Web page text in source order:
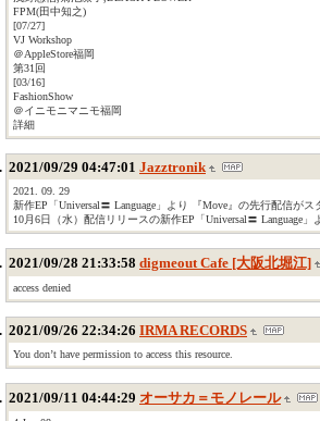
FPM(田中知之)
[07/27]
VJ Workshop
＠AppleStore福岡
第31回
[03/16]
FashionShow
＠イニモニマニモ福岡
詳細
2021/09/29 04:47:01 Jazztronik
2021. 09. 29
新作EP「Universal〓 Language」より 『Move』の先行配信がス
10月6日（水）配信リリースの新作EP「Universal〓 Language
2021/09/28 21:33:58 digmeout Cafe [大阪北堀江]
access denied
2021/09/26 22:34:26 IRMA RECORDS
You don’t have permission to access this resource.
2021/09/11 04:44:29 オーサカ＝モノレール